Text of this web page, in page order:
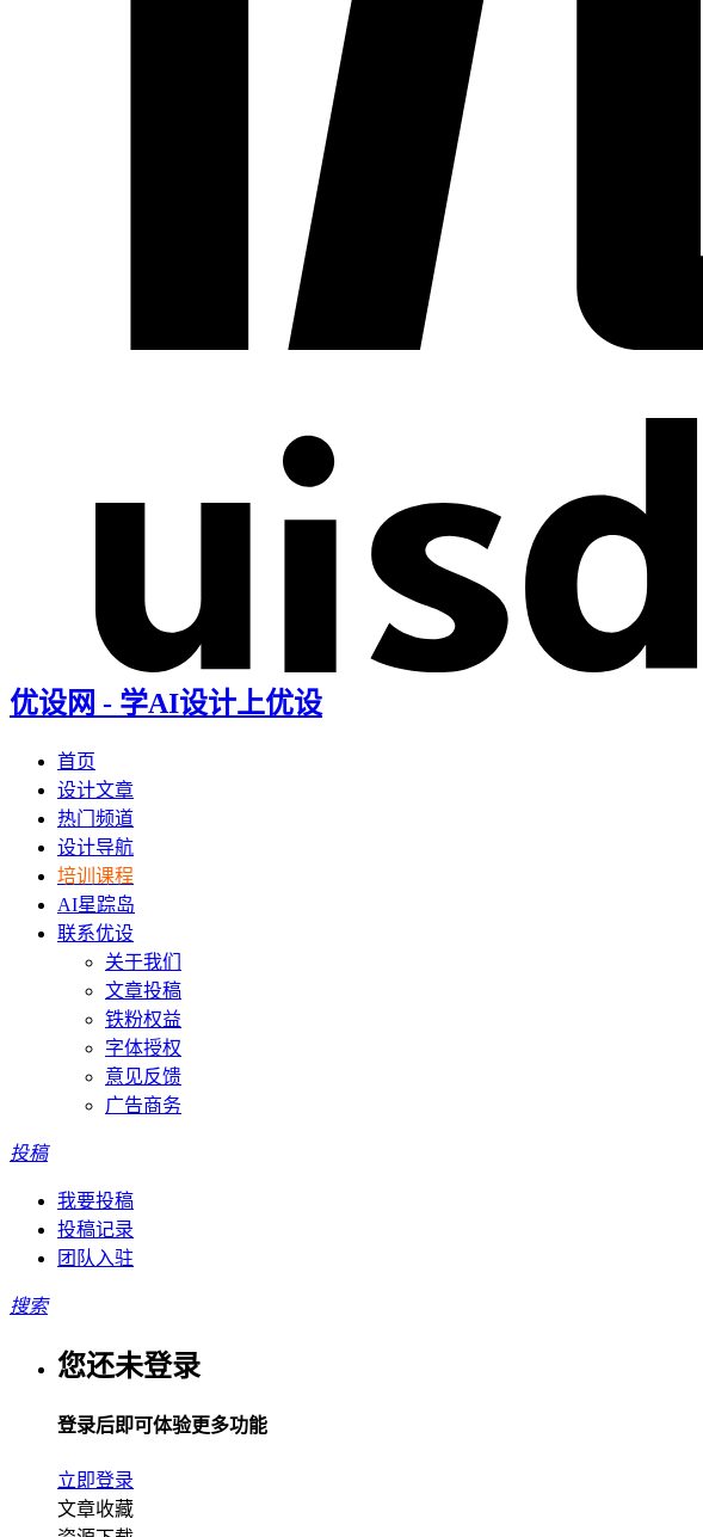
优设网 - 学AI设计上优设
首页
设计文章
热门频道
设计导航
培训课程
AI星踪岛
联系优设
关于我们
文章投稿
铁粉权益
字体授权
意见反馈
广告商务
投稿
我要投稿
投稿记录
团队入驻
搜索
您还未登录
登录后即可体验更多功能
立即登录
文章收藏